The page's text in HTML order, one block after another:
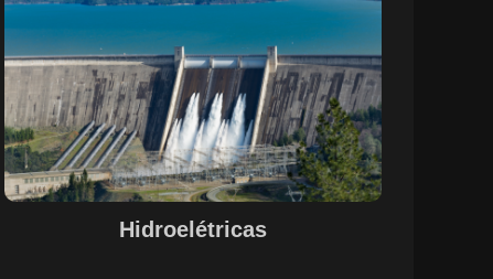
Hidroelétricas
A parceria entre a EPS e a SETE, com o suporte do
Maestro, otimizou o controle de pessoal, documentação
e evidências de processos nas operações de
hidrelétricas. A centralização das informações e a
automação de processos garantiram uma gestão
integrada e eficiente, alinhada às necessidades do setor.
A solução proporcionou maior visibilidade, conformidade
legal e agilidade na gestão de recursos humanos e
operações, promovendo um ambiente de trabalho mais
estruturado e funcional.